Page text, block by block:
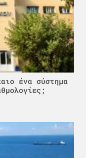
ένα σύστημα